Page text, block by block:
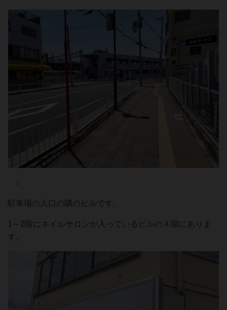
↓
駐車場の入口の隣のビルです。
1～2階にネイルサロンが入っているビルの４階にありま
す。